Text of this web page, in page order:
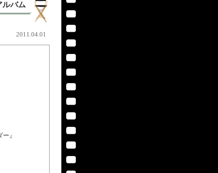
ルバム
2011.04.01
』